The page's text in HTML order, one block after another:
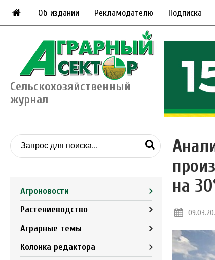
Об издании Рекламодателю Подписка
Сельскохозяйственный
журнал
Агроновости
Растениеводство
Аграрные темы
Колонка редактора
на